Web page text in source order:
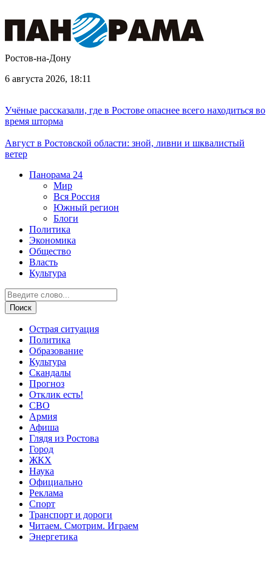
Ростов-на-Дону
6 августа 2026, 18:11
Учёные рассказали, где в Ростове опаснее всего находиться во
время шторма
Август в Ростовской области: зной, ливни и шквалистый
ветер
Панорама 24
Мир
Вся Россия
Южный регион
Блоги
Политика
Экономика
Общество
Власть
Культура
Острая ситуация
Политика
Образование
Культура
Скандалы
Прогноз
Отклик есть!
СВО
Армия
Афиша
Глядя из Ростова
Город
ЖКХ
Наука
Официально
Реклама
Спорт
Транспорт и дороги
Читаем. Смотрим. Играем
Энергетика